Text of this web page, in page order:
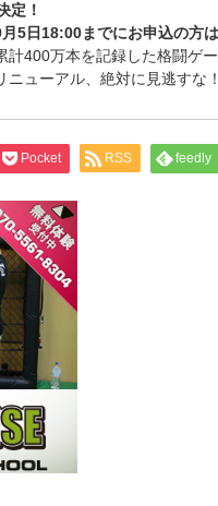
定！
5日18:00までにお申込の方
計400万本を記録した格闘ゲ
ニューアル、絶対に見逃すな！
Pocket RSS feedly